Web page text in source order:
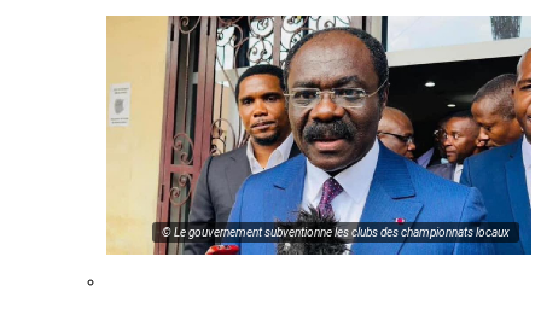
© Le gouvernement subventionne les clubs des championnats locaux